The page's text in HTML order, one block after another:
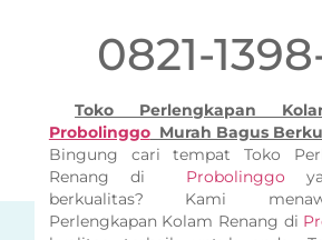
0821-
Toko Perlengkapan
ProbolinggoMurah Bagus
Bingung cari tempat Toko
Renang di Probolinggo
berkualitas? Kami
Perlengkapan Kolam Renang di